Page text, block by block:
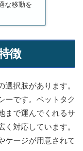
な移動を
徴
選択肢があります。
ーです。ペットタク
まで運んでくれるサ
対応しています。
ケージが用意されて